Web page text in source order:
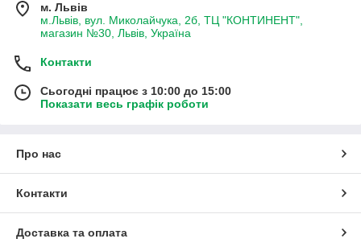
м. Львів
м.Львів, вул. Миколайчука, 2б, ТЦ "КОНТИНЕНТ",
магазин №30, Львів, Україна
Контакти
Сьогодні працює з 10:00 до 15:00
Показати весь графік роботи
Про нас
Контакти
Доставка та оплата